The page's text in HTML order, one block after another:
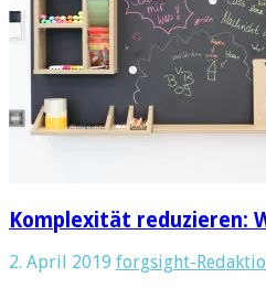
Komplexität reduzieren:
2. April 2019 forgsight-